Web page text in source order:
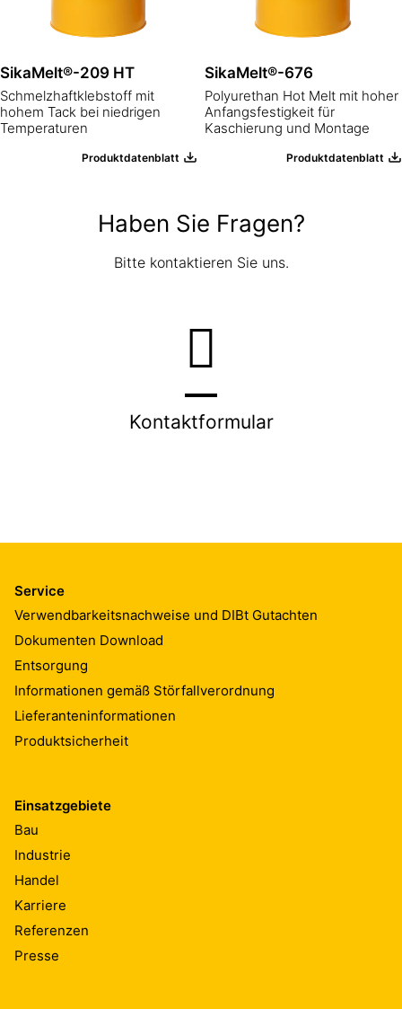
SikaMelt®-209 HT
Schmelzhaftklebstoff mit
hohem Tack bei niedrigen
Temperaturen
Produktdatenblatt
SikaMelt®-676
Polyurethan Hot Melt mit hoher
Anfangsfestigkeit für
Kaschierung und Montage
Produktdatenblatt
Haben Sie Fragen?
Bitte kontaktieren Sie uns.
Kontaktformular
Service
Verwendbarkeitsnachweise und DIBt Gutachten
Dokumenten Download
Entsorgung
Informationen gemäß Störfallverordnung
Lieferanteninformationen
Produktsicherheit
Einsatzgebiete
Bau
Industrie
Handel
Karriere
Referenzen
Presse